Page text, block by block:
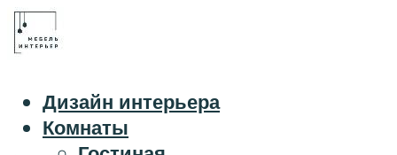
Дизайн интерьера
Комнаты